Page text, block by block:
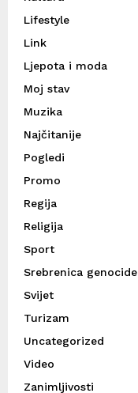
Lifestyle
Link
Ljepota i moda
Moj stav
Muzika
Najčitanije
Pogledi
Promo
Regija
Religija
Sport
Srebrenica genocide
Svijet
Turizam
Uncategorized
Video
Zanimljivosti